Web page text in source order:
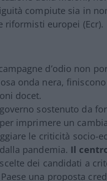
compiute sia in
riformisti europei (Ecr).
d’odio non
onda nera,
docet.
sostenuto da
imprimere un
le criticità socio-
pandemia. Il
dei candidati a
una proposta